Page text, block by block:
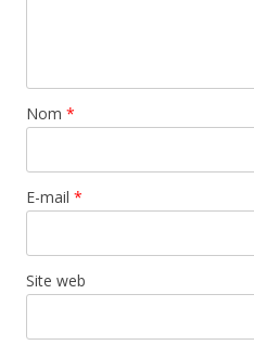
Nom *
E-mail *
Site web